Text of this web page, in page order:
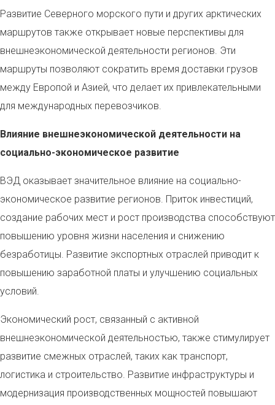
Развитие Северного морского пути и других арктических
маршрутов также открывает новые перспективы для
внешнеэкономической деятельности регионов. Эти
маршруты позволяют сократить время доставки грузов
между Европой и Азией, что делает их привлекательными
для международных перевозчиков.
Влияние внешнеэкономической деятельности на
социально-экономическое развитие
ВЭД оказывает значительное влияние на социально-
экономическое развитие регионов. Приток инвестиций,
создание рабочих мест и рост производства способствуют
повышению уровня жизни населения и снижению
безработицы. Развитие экспортных отраслей приводит к
повышению заработной платы и улучшению социальных
условий.
Экономический рост, связанный с активной
внешнеэкономической деятельностью, также стимулирует
развитие смежных отраслей, таких как транспорт,
логистика и строительство. Развитие инфраструктуры и
модернизация производственных мощностей повышают